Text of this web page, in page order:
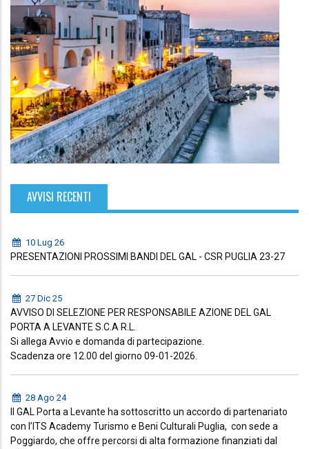
AVVISI RECENTI
10 Lug 26
PRESENTAZIONI PROSSIMI BANDI DEL GAL - CSR PUGLIA 23-27
27 Dic 25
AVVISO DI SELEZIONE PER RESPONSABILE AZIONE DEL GAL
PORTA A LEVANTE S.C.A R.L.
Si allega Avvio e domanda di partecipazione.
Scadenza ore 12.00 del giorno 09-01-2026.
28 Ago 24
Il GAL Porta a Levante ha sottoscritto un accordo di partenariato
con l’ITS Academy Turismo e Beni Culturali Puglia, con sede a
Poggiardo, che offre percorsi di alta formazione finanziati dal